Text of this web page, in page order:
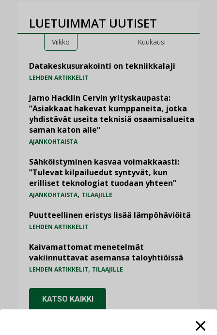
LUETUIMMAT UUTISET
Viikko Kuukausi
Datakeskusurakointi on tekniikkalaji
LEHDEN ARTIKKELIT
Jarno Hacklin Cervin yrityskaupasta:
”Asiakkaat hakevat kumppaneita, jotka
yhdistävät useita teknisiä osaamisalueita
saman katon alle”
AJANKOHTAISTA
Sähköistyminen kasvaa voimakkaasti:
”Tulevat kilpailuedut syntyvät, kun
erilliset teknologiat tuodaan yhteen”
AJANKOHTAISTA, TILAAJILLE
Puutteellinen eristys lisää lämpöhäviöitä
LEHDEN ARTIKKELIT
Kaivamattomat menetelmät
vakiinnuttavat asemansa taloyhtiöissä
LEHDEN ARTIKKELIT, TILAAJILLE
KATSO KAIKKI